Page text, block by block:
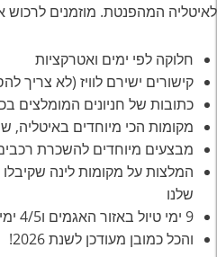
לאיטליה המהפנטת. מוזמנים לרכוש
חלוקה לפי ימים ואטרקציות
קישורים ישירם לוויז (לא צריך
כתובות של חניונים המומלצים
מקומות הכי מיוחדים באיטליה,
מבצעים מיוחדים להשכרת
המלצות על מקומות לינה
שלנו
9 ימי טיול באזור האגמים ו4/5 ימי טיול בדולומיטים
והכל כמובן מעודכן לשנת 2026!